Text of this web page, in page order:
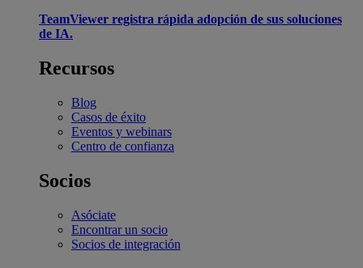
TeamViewer registra rápida adopción de sus soluciones
de IA.
Recursos
Blog
Casos de éxito
Eventos y webinars
Centro de confianza
Socios
Asóciate
Encontrar un socio
Socios de integración